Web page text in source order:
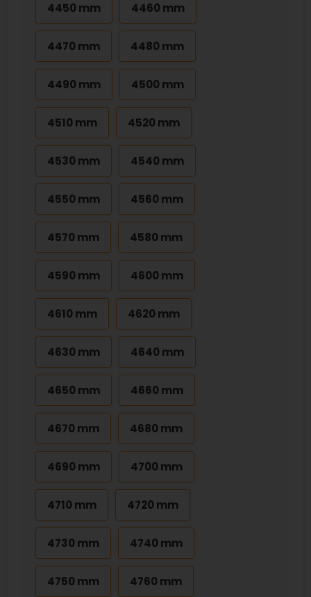
4450 mm 4460 mm
4470 mm 4480 mm
4490 mm 4500 mm
4510 mm 4520 mm
4530 mm 4540 mm
4550 mm 4560 mm
4570 mm 4580 mm
4590 mm 4600 mm
4610 mm 4620 mm
4630 mm 4640 mm
4650 mm 4660 mm
4670 mm 4680 mm
4690 mm 4700 mm
4710 mm 4720 mm
4730 mm 4740 mm
4750 mm 4760 mm